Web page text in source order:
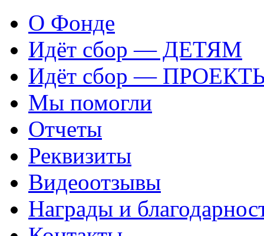
О Фонде
Идёт сбор — ДЕТЯМ
Идёт сбор —
Мы помогли
Отчеты
Реквизиты
Видеоотзывы
Награды и